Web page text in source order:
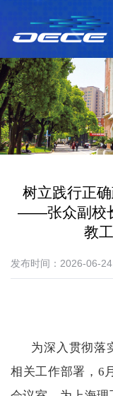
树立践行正
——张众副校
教
发布时间：2026-06-24
为深入贯彻落
相关工作部署， 6 月